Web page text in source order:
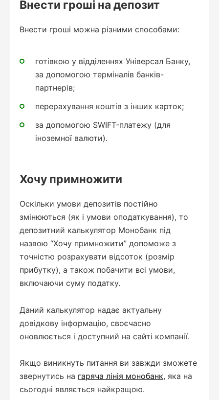
Внести гроші на депозит
Внести гроші можна різними способами:
готівкою у відділеннях Універсал Банку,
за допомогою терміналів банків-
партнерів;
перерахування коштів з інших карток;
за допомогою SWIFT-платежу (для
іноземної валюти).
Хочу примножити
Оскільки умови депозитів постійно
змінюються (як і умови оподаткування), то
депозитний калькулятор Монобанк під
назвою “Хочу примножити” допоможе з
точністю розрахувати відсоток (розмір
прибутку), а також побачити всі умови,
включаючи суму податку.
Даний калькулятор надає актуальну
довідкову інформацію, своєчасно
оновлюється і доступний на сайті компанії.
Якщо виникнуть питання ви завжди зможете
звернутись на гаряча лінія монобанк, яка на
сьогодні являється найкращою.